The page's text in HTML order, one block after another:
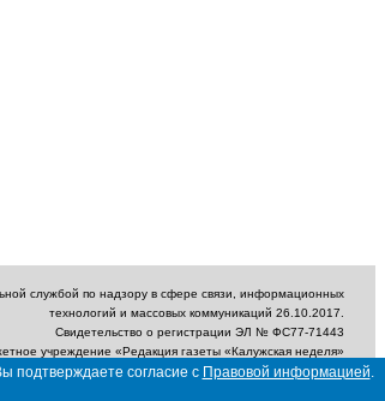
службой по надзору в сфере связи, информационных
технологий и массовых коммуникаций 26.10.2017.
Свидетельство о регистрации ЭЛ № ФС77-71443
учреждение «Редакция газеты «Калужская неделя»
/ Телефон редакции: 400-
подтверждаете согласие с Правовой информацией.